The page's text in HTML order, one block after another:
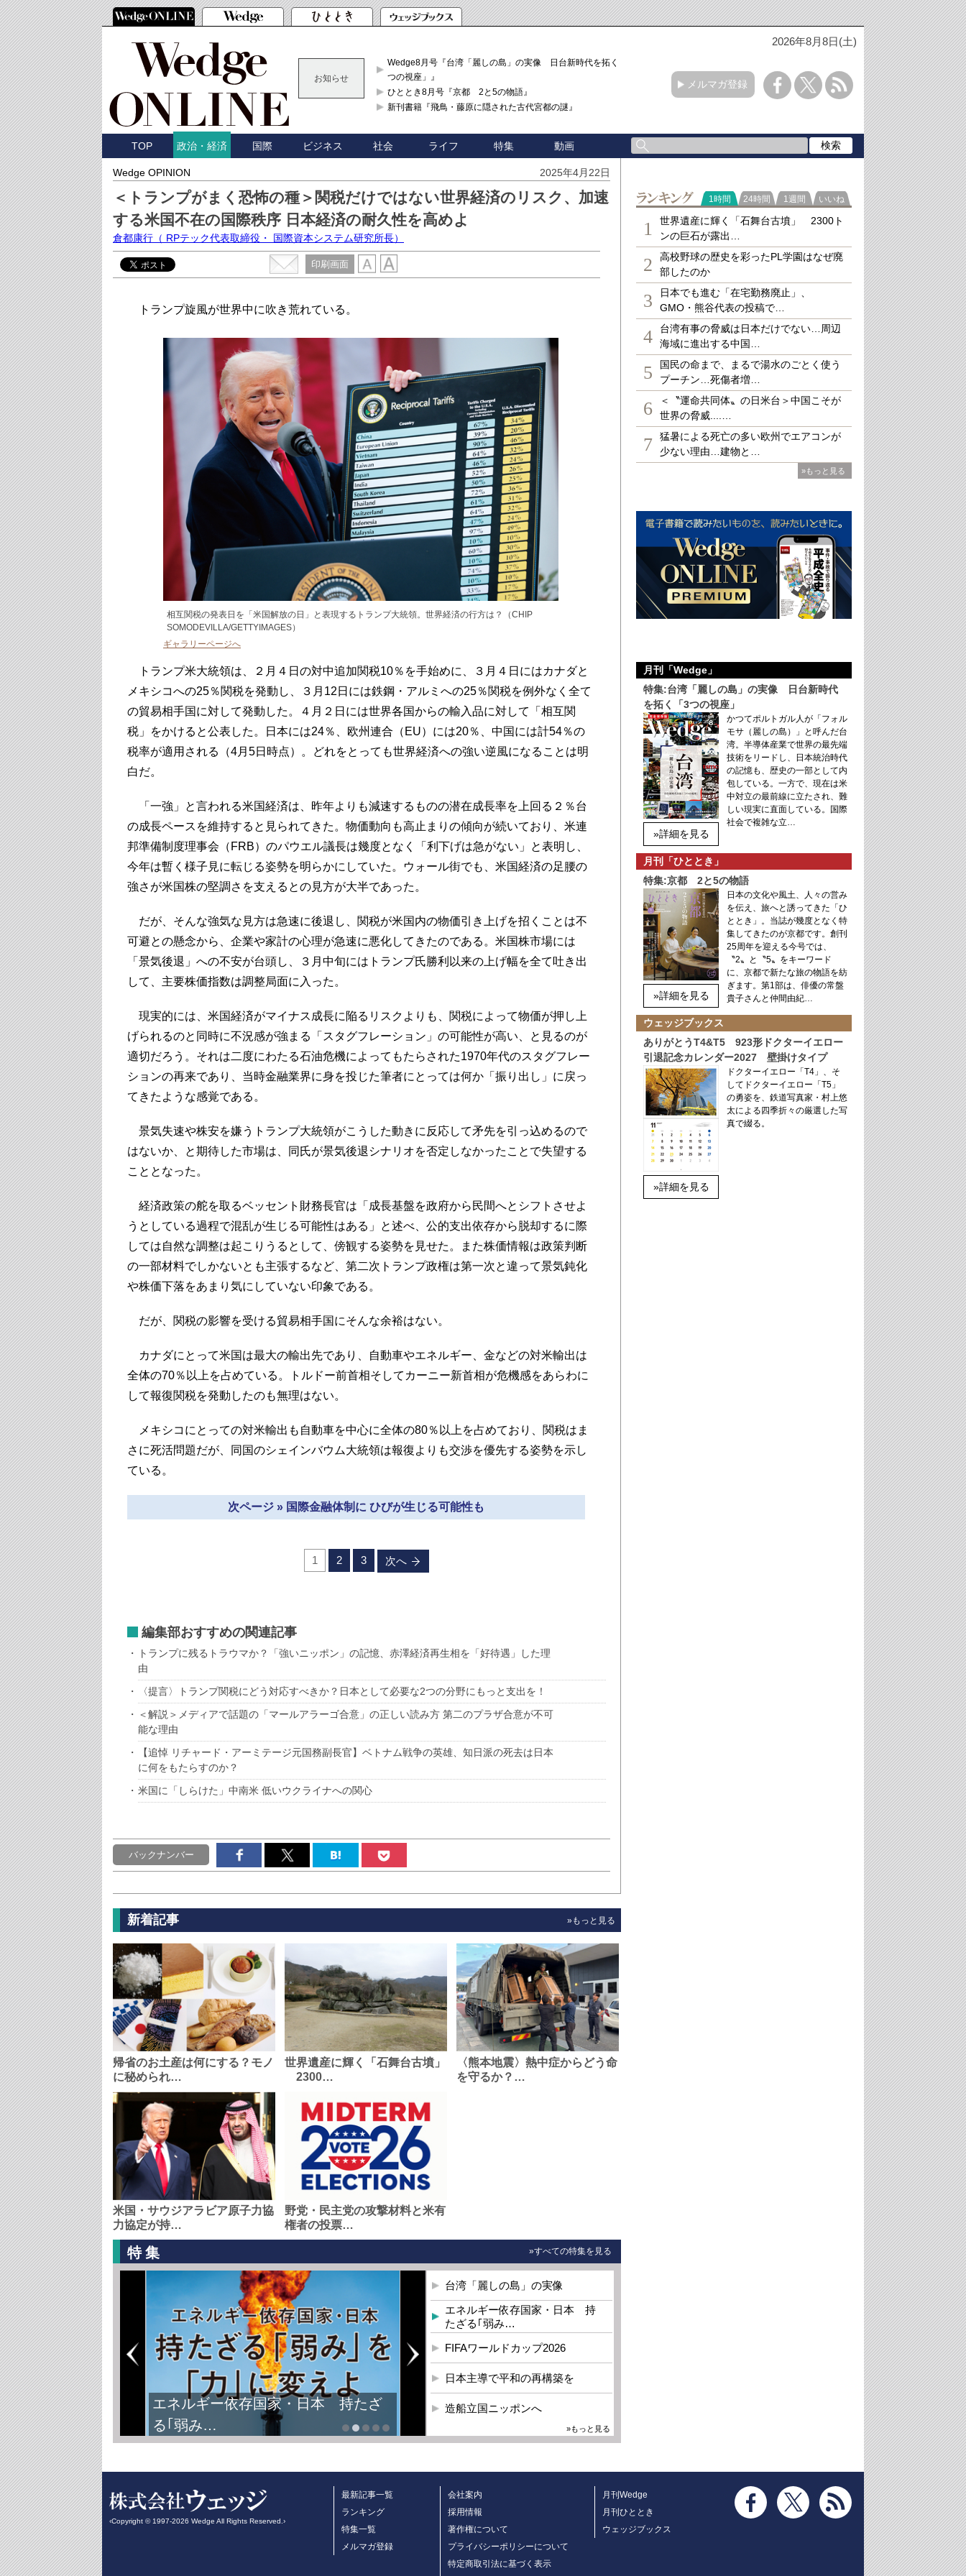
2026年8月8日(土)
お知らせ
Wedge8月号『台湾「麗しの島」の実像 日台新時代を拓く「3
つの視座」』
ひととき8月号『京都 2と5の物語』
新刊書籍『飛鳥・藤原に隠された古代宮都の謎』
メルマガ登録
TOP 政治・経済 国際 ビジネス 社会 ライフ 特集 動画
Wedge OPINION 2025年4月22日
＜トランプがまく恐怖の種＞関税だけではない世界経済のリスク、加速
する米国不在の国際秩序 日本経済の耐久性を高めよ
倉都康行 （ RPテック代表取締役・ 国際資本システム研究所長）
印刷画面
トランプ旋風が世界中に吹き荒れている。
相互関税の発表日を「米国解放の日」と表現するトランプ大統領。世界経済の行方は？（CHIP
SOMODEVILLA/GETTYIMAGES）
ギャラリーページへ
トランプ米大統領は、２月４日の対中追加関税10％を手始めに、３月４日にはカナダと
メキシコへの25％関税を発動し、３月12日には鉄鋼・アルミへの25％関税を例外なく全て
の貿易相手国に対して発動した。４月２日には世界各国からの輸入品に対して「相互関
税」をかけると公表した。日本には24％、欧州連合（EU）には20％、中国には計54％の
税率が適用される（4月5日時点）。どれをとっても世界経済への強い逆風になることは明
白だ。
「一強」と言われる米国経済は、昨年よりも減速するものの潜在成長率を上回る２％台
の成長ペースを維持すると見られてきた。物価動向も高止まりの傾向が続いており、米連
邦準備制度理事会（FRB）のパウエル議長は幾度となく「利下げは急がない」と表明し、
今年は暫く様子見に転じる姿勢を明らかにしていた。ウォール街でも、米国経済の足腰の
強さが米国株の堅調さを支えるとの見方が大半であった。
だが、そんな強気な見方は急速に後退し、関税が米国内の物価引き上げを招くことは不
可避との懸念から、企業や家計の心理が急速に悪化してきたのである。米国株市場には
「景気後退」への不安が台頭し、３月中旬にはトランプ氏勝利以来の上げ幅を全て吐き出
して、主要株価指数は調整局面に入った。
現実的には、米国経済がマイナス成長に陥るリスクよりも、関税によって物価が押し上
げられるのと同時に不況感が強まる「スタグフレーション」の可能性が高い、と見るのが
適切だろう。それは二度にわたる石油危機によってもたらされた1970年代のスタグフレー
ションの再来であり、当時金融業界に身を投じた筆者にとっては何か「振り出し」に戻っ
てきたような感覚である。
景気失速や株安を嫌うトランプ大統領がこうした動きに反応して矛先を引っ込めるので
はないか、と期待した市場は、同氏が景気後退シナリオを否定しなかったことで失望する
こととなった。
経済政策の舵を取るベッセント財務長官は「成長基盤を政府から民間へとシフトさせよ
うとしている過程で混乱が生じる可能性はある」と述べ、公的支出依存から脱却するに際
しては自然な調整は起こりうるとして、傍観する姿勢を見せた。また株価情報は政策判断
の一部材料でしかないとも主張するなど、第二次トランプ政権は第一次と違って景気鈍化
や株価下落をあまり気にしていない印象である。
だが、関税の影響を受ける貿易相手国にそんな余裕はない。
カナダにとって米国は最大の輸出先であり、自動車やエネルギー、金などの対米輸出は
全体の70％以上を占めている。トルドー前首相そしてカーニー新首相が危機感をあらわに
して報復関税を発動したのも無理はない。
メキシコにとっての対米輸出も自動車を中心に全体の80％以上を占めており、関税はま
さに死活問題だが、同国のシェインバウム大統領は報復よりも交渉を優先する姿勢を示し
ている。
次ページ » 国際金融体制に ひびが生じる可能性も
1 2 3 次へ
編集部おすすめの関連記事
トランプに残るトラウマか？「強いニッポン」の記憶、赤澤経済再生相を「好待遇」した理
由
〈提言〉トランプ関税にどう対応すべきか？日本として必要な2つの分野にもっと支出を！
＜解説＞メディアで話題の「マールアラーゴ合意」の正しい読み方 第二のプラザ合意が不可
能な理由
【追悼 リチャード・アーミテージ元国務副長官】ベトナム戦争の英雄、知日派の死去は日本
に何をもたらすのか？
米国に「しらけた」中南米 低いウクライナへの関心
バックナンバー
新着記事 »もっと見る
帰省のお土産は何にする？モノ
に秘められ…
世界遺産に輝く「石舞台古墳」
2300…
〈熊本地震〉熱中症からどう命
を守るか？…
米国・サウジアラビア原子力協
力協定が持…
野党・民主党の攻撃材料と米有
権者の投票…
特集 »すべての特集を見る
エネルギー依存国家・日本 持たざ
る｢弱み…
台湾「麗しの島」の実像
エネルギー依存国家・日本 持
たざる｢弱み…
FIFAワールドカップ2026
日本主導で平和の再構築を
造船立国ニッポンへ
»もっと見る
ランキング
1時間 24時間 1週間 いいね
1
世界遺産に輝く「石舞台古墳」 2300ト
ンの巨石が露出…
2
高校野球の歴史を彩ったPL学園はなぜ廃
部したのか
3
日本でも進む「在宅勤務廃止」、
GMO・熊谷代表の投稿で…
4
台湾有事の脅威は日本だけでない…周辺
海域に進出する中国…
5
国民の命まで、まるで湯水のごとく使う
プーチン…死傷者増…
6
＜〝運命共同体〟の日米台＞中国こそが
世界の脅威....…
7
猛暑による死亡の多い欧州でエアコンが
少ない理由…建物と…
»もっと見る
月刊「Wedge」
特集:台湾「麗しの島」の実像 日台新時代
を拓く「3つの視座」
»詳細を見る
かつてポルトガル人が「フォル
モサ（麗しの島）」と呼んだ台
湾。半導体産業で世界の最先端
技術をリードし、日本統治時代
の記憶も、歴史の一部として内
包している。一方で、現在は米
中対立の最前線に立たされ、難
しい現実に直面している。国際
社会で複雑な立…
月刊「ひととき」
特集:京都 2と5の物語
»詳細を見る
日本の文化や風土、人々の営み
を伝え、旅へと誘ってきた「ひ
ととき」。当誌が幾度となく特
集してきたのが京都です。創刊
25周年を迎える今号では、
〝2〟と〝5〟をキーワード
に、京都で新たな旅の物語を紡
ぎます。第1部は、俳優の常盤
貴子さんと仲間由紀…
ウェッジブックス
ありがとうT4&T5 923形ドクターイエロー
引退記念カレンダー2027 壁掛けタイプ
»詳細を見る
ドクターイエロー「T4」、そ
してドクターイエロー「T5」
の勇姿を、鉄道写真家・村上悠
太による四季折々の厳選した写
真で綴る。
‹Copyright © 1997-2026 Wedge All Rights Reserved.›
最新記事一覧
ランキング
特集一覧
メルマガ登録
会社案内
採用情報
著作権について
プライバシーポリシーについて
特定商取引法に基づく表示
月刊Wedge
月刊ひととき
ウェッジブックス